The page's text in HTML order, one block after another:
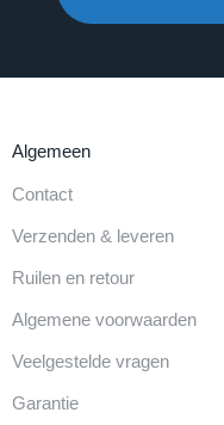
Algemeen
Contact
Verzenden & leveren
Ruilen en retour
Algemene voorwaarden
Veelgestelde vragen
Garantie